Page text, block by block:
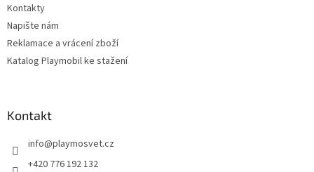
Kontakty
Napište nám
Reklamace a vrácení zboží
Katalog Playmobil ke stažení
Kontakt
info@playmosvet.cz
+420 776 192 132